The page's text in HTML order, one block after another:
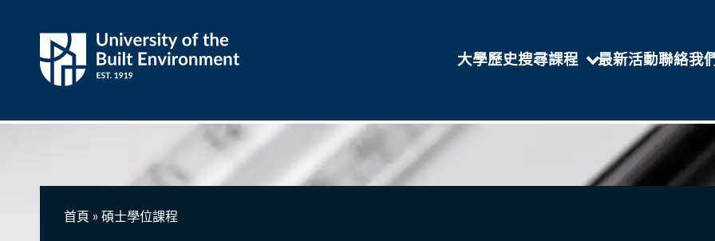
大學歷史搜尋課程 最新活動聯絡我
首頁 » 碩士學位課程